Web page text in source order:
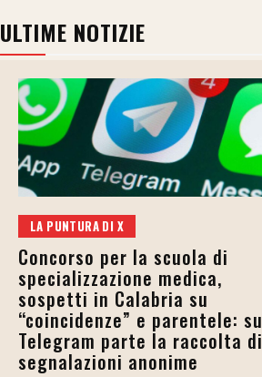
ULTIME NOTIZIE
LA PUNTURA DI X
Concorso per la scuola di
specializzazione medica,
sospetti in Calabria su
“coincidenze” e parentele: su
Telegram parte la raccolta di
segnalazioni anonime